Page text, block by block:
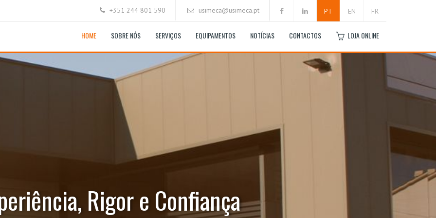
+351 244 801 590 usimeca@usimeca.pt PT EN FR
HOME SOBRE NÓS SERVIÇOS EQUIPAMENTOS NOTÍCIAS CONTACTOS LOJA ONLINE
Rigor e Confiança